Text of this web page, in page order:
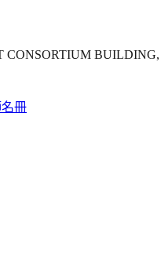
CONSORTIUM
冊